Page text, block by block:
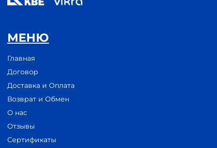
МЕНЮ
Главная
Договор
Доставка и Оплата
Возврат и Обмен
О нас
Отзывы
Сертификаты